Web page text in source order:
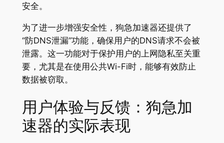
安全。
为了进一步增强安全性，狗急加速器还提供了
“防DNS泄漏”功能，确保用户的DNS请求不会被
泄露。这一功能对于保护用户的上网隐私至关重
要，尤其是在使用公共Wi-Fi时，能够有效防止
数据被窃取。
用户体验与反馈：狗急加
速器的实际表现